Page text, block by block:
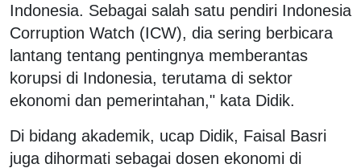
Indonesia. Sebagai salah satu pendiri Indonesia
Corruption Watch (ICW), dia sering berbicara
lantang tentang pentingnya memberantas
korupsi di Indonesia, terutama di sektor
ekonomi dan pemerintahan," kata Didik.
Di bidang akademik, ucap Didik, Faisal Basri
juga dihormati sebagai dosen ekonomi di